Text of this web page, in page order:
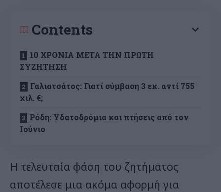
Contents
10 ΧΡΟΝΙΑ ΜΕΤΑ ΤΗΝ ΠΡΩΤΗ
ΣΥΖΗΤΗΣΗ
Γαλιατσάτος: Γιατί σύμβαση 3 εκ. αντί 755
χιλ. €;
Ρόδη: Yδατοδρόμια και πτήσεις από τον
Ιούνιο
Η τελευταία φάση του ζητήματος
αποτέλεσε μια ακόμα αφορμή για